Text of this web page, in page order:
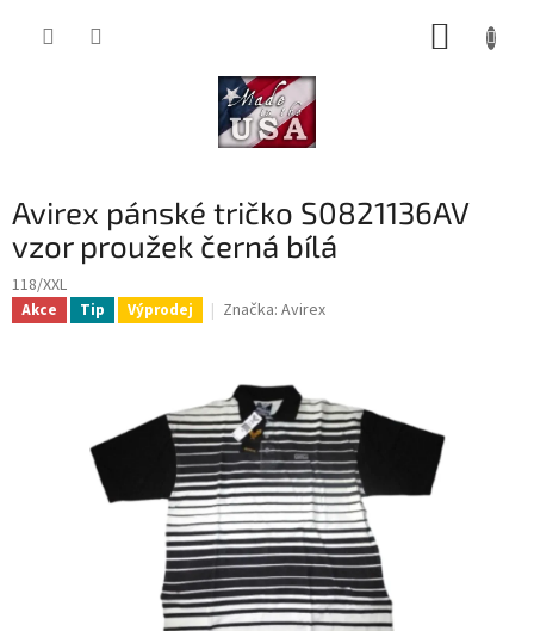
Avirex pánské tričko S0821136AV
vzor proužek černá bílá
118/XXL
Akce Tip Výprodej Značka: Avirex